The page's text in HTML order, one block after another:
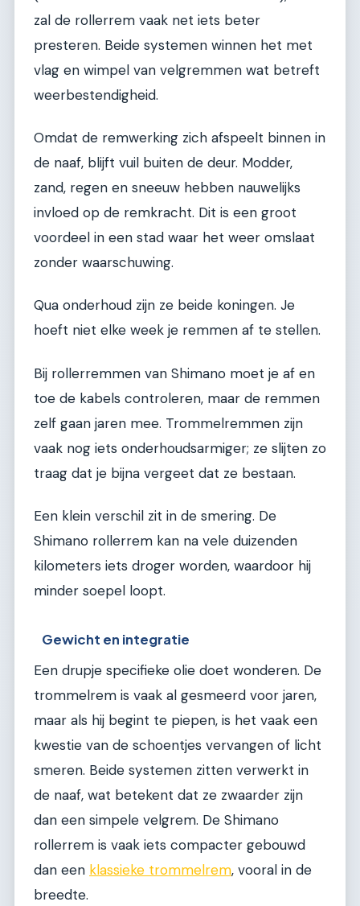
zal de rollerrem vaak net iets beter
presteren. Beide systemen winnen het met
vlag en wimpel van velgremmen wat betreft
weerbestendigheid.
Omdat de remwerking zich afspeelt binnen in
de naaf, blijft vuil buiten de deur. Modder,
zand, regen en sneeuw hebben nauwelijks
invloed op de remkracht. Dit is een groot
voordeel in een stad waar het weer omslaat
zonder waarschuwing.
Qua onderhoud zijn ze beide koningen. Je
hoeft niet elke week je remmen af te stellen.
Bij rollerremmen van Shimano moet je af en
toe de kabels controleren, maar de remmen
zelf gaan jaren mee. Trommelremmen zijn
vaak nog iets onderhoudsarmiger; ze slijten zo
traag dat je bijna vergeet dat ze bestaan.
Een klein verschil zit in de smering. De
Shimano rollerrem kan na vele duizenden
kilometers iets droger worden, waardoor hij
minder soepel loopt.
Gewicht en integratie
Een drupje specifieke olie doet wonderen. De
trommelrem is vaak al gesmeerd voor jaren,
maar als hij begint te piepen, is het vaak een
kwestie van de schoentjes vervangen of licht
smeren. Beide systemen zitten verwerkt in
de naaf, wat betekent dat ze zwaarder zijn
dan een simpele velgrem. De Shimano
rollerrem is vaak iets compacter gebouwd
dan een klassieke trommelrem, vooral in de
breedte.